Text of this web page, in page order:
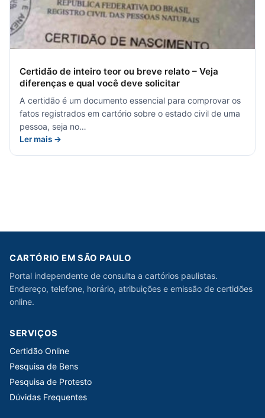
Certidão de inteiro teor ou breve relato – Veja
diferenças e qual você deve solicitar
A certidão é um documento essencial para comprovar os
fatos registrados em cartório sobre o estado civil de uma
pessoa, seja no…
Ler mais →
CARTÓRIO EM SÃO PAULO
Portal independente de consulta a cartórios paulistas.
Endereço, telefone, horário, atribuições e emissão de certidões
online.
SERVIÇOS
Certidão Online
Pesquisa de Bens
Pesquisa de Protesto
Dúvidas Frequentes